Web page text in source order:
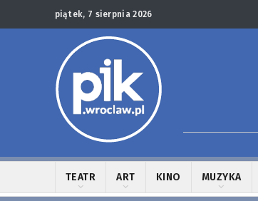
piątek, 7 sierpnia 2026
TEATR ART KINO MUZYKA